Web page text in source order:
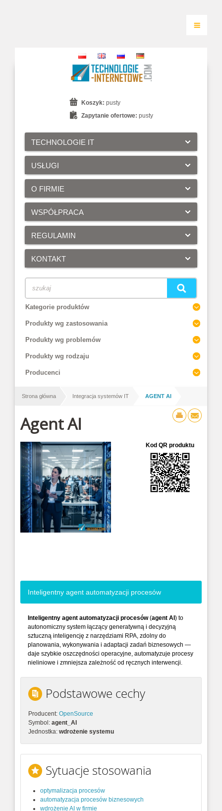
TECHNOLOGIE IT
USŁUGI
O FIRMIE
WSPÓŁPRACA
REGULAMIN
KONTAKT
Koszyk: pusty
Zapytanie ofertowe: pusty
Kategorie produktów
Produkty wg zastosowania
Produkty wg problemów
Produkty wg rodzaju
Producenci
Strona główna Integracja systemów IT AGENT AI
Agent AI
Inteligentny agent automatyzacji procesów
Inteligentny agent automatyzacji procesów(agent AI ) to
autonomiczny system łączący generatywną i decyzyjną
sztuczną inteligencję z narzędziami RPA, zdolny do
planowania, wykonywania i adaptacji zadań biznesowych —
daje szybkie oszczędności operacyjne, automatyzuje procesy
nieliniowe i zmniejsza zależność od ręcznych interwencji.
Podstawowe cechy
Producent: OpenSource
Symbol: agent_AI
Jednostka: wdrożenie systemu
Sytuacje stosowania
optymalizacja procesów
automatyzacja procesów biznesowych
wdrożenie AI w firmie
Kod QR produktu